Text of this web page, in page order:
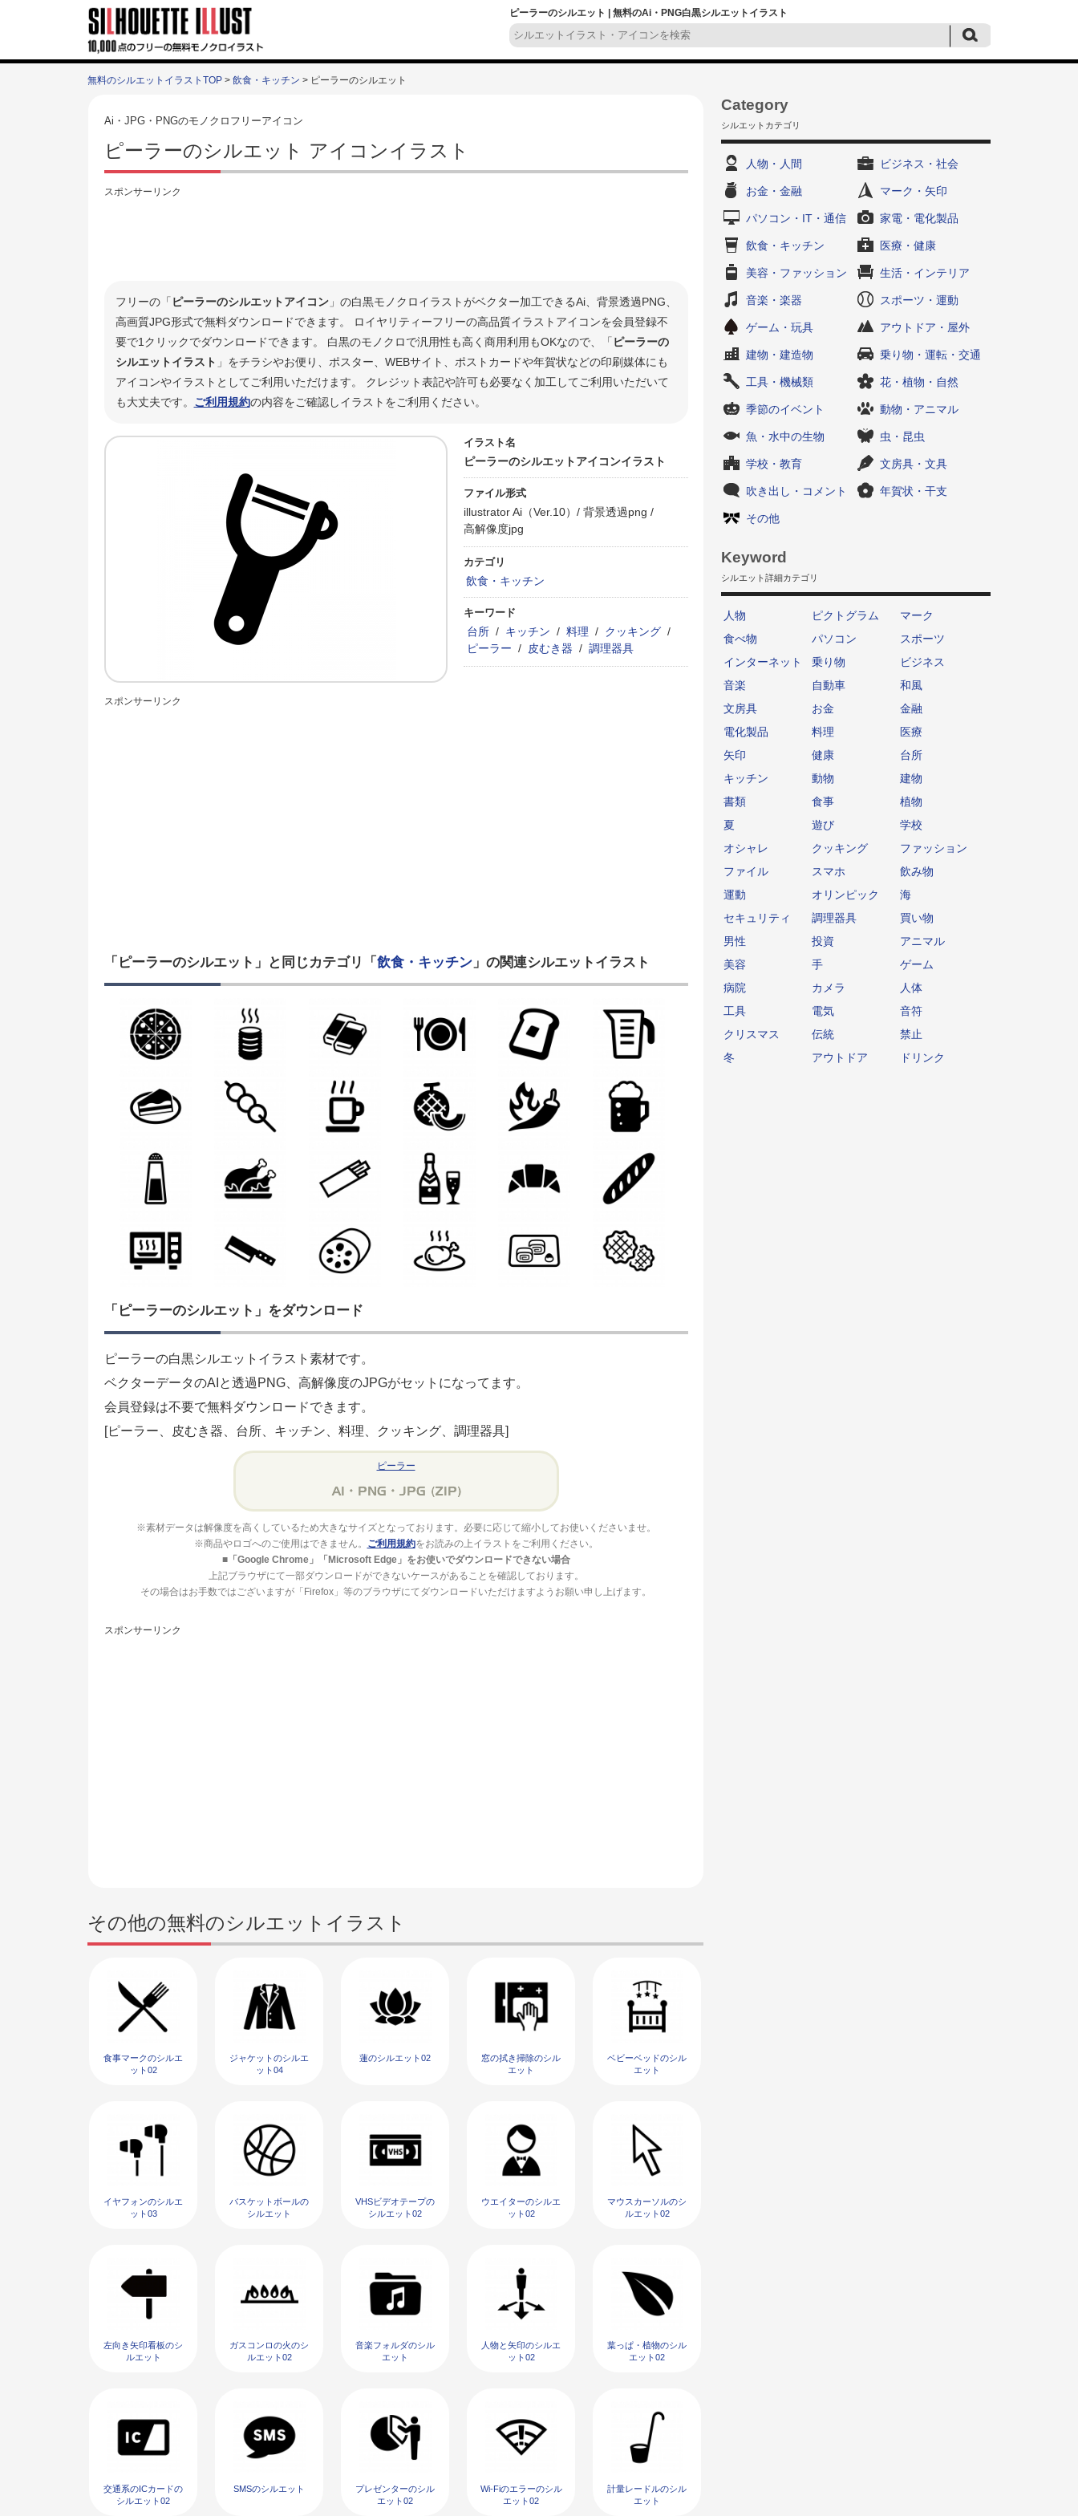
ピーラーのシルエット | 無料のAi・PNG白黒シルエットイラスト
無料のシルエットイラストTOP > 飲食・キッチン > ピーラーのシルエット
Ai・JPG・PNGのモノクロフリーアイコン
ピーラーのシルエット アイコンイラスト
スポンサーリンク
フリーの「 ピーラーのシルエットアイコン」の白黒モノクロイラストがベクター加工できるAi、背景透過PNG、
高画質JPG形式で無料ダウンロードできます。 ロイヤリティーフリーの高品質イラストアイコンを会員登録不
要で1クリックでダウンロードできます。 白黒のモノクロで汎用性も高く商用利用もOKなので、「 ピーラーの
シルエットイラスト 」をチラシやお便り、ポスター、WEBサイト、ポストカードや年賀状などの印刷媒体にも
アイコンやイラストとしてご利用いただけます。 クレジット表記や許可も必要なく加工してご利用いただいて
も大丈夫です。 ご利用規約の内容をご確認しイラストをご利用ください。
イラスト名
ピーラーのシルエットアイコンイラスト
ファイル形式
illustrator Ai（Ver.10）/ 背景透過png /
高解像度jpg
カテゴリ
飲食・キッチン
キーワード
台所 / キッチン / 料理 / クッキング /
ピーラー / 皮むき器 / 調理器具
スポンサーリンク
「ピーラーのシルエット」と同じカテゴリ「 飲食・キッチン」の関連シルエットイラスト
「ピーラーのシルエット」をダウンロード
ピーラーの白黒シルエットイラスト素材です。
ベクターデータのAIと透過PNG、高解像度のJPGがセットになってます。
会員登録は不要で無料ダウンロードできます。
[ピーラー、皮むき器、台所、キッチン、料理、クッキング、調理器具]
ピーラー
※素材データは解像度を高くしているため大きなサイズとなっております。必要に応じて縮小してお使いくださいませ。
※商品やロゴへのご使用はできません。
ご利用規約をお読みの上イラストをご利用ください。
■「Google Chrome」「Microsoft Edge」をお使いでダウンロードできない場合
上記ブラウザにて一部ダウンロードができないケースがあることを確認しております。
その場合はお手数ではございますが「Firefox」等のブラウザにてダウンロードいただけますようお願い申し上げます。
スポンサーリンク
その他の無料のシルエットイラスト
食事マークのシルエ
ット02
ジャケットのシルエ
ット04
蓮のシルエット02
窓の拭き掃除のシル
エット
ベビーベッドのシル
エット
イヤフォンのシルエ
ット03
バスケットボールの
シルエット
VHSビデオテープの
シルエット02
ウエイターのシルエ
ット02
マウスカーソルのシ
ルエット02
左向き矢印看板のシ
ルエット
ガスコンロの火のシ
ルエット02
音楽フォルダのシル
エット
人物と矢印のシルエ
ット02
葉っぱ・植物のシル
エット02
交通系のICカードの
シルエット02
SMSのシルエット
プレゼンターのシル
エット02
Wi-Fiのエラーのシル
エット02
計量レードルのシル
エット
Category
シルエットカテゴリ
人物・人間 ビジネス・社会
お金・金融 マーク・矢印
パソコン・IT・通信 家電・電化製品
飲食・キッチン 医療・健康
美容・ファッション 生活・インテリア
音楽・楽器 スポーツ・運動
ゲーム・玩具 アウトドア・屋外
建物・建造物 乗り物・運転・交通
工具・機械類 花・植物・自然
季節のイベント 動物・アニマル
魚・水中の生物 虫・昆虫
学校・教育 文房具・文具
吹き出し・コメント 年賀状・干支
その他
Keyword
シルエット詳細カテゴリ
人物 ピクトグラム
マーク
食べ物
パソコン
スポーツ
インターネット
乗り物
ビジネス
音楽
自動車
和風
文房具
お金
金融
電化製品
料理
医療
矢印
健康
台所
キッチン
動物
建物
書類
食事
植物
夏
遊び
学校
オシャレ
クッキング
ファッション
ファイル
スマホ
飲み物
運動
オリンピック
海
セキュリティ
調理器具
買い物
男性
投資
アニマル
美容
手
ゲーム
病院
カメラ
人体
工具
電気
音符
クリスマス
伝統
禁止
冬
アウトドア ドリンク